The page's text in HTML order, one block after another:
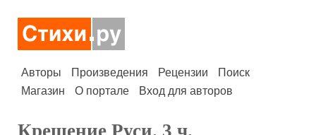
Авторы Произведения Рецензии
Поиск
Магазин
О портале Вход для авторов
Крещение Руси. 3 ч.